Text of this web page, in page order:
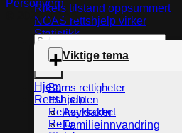
Rikets tilstand oppsummert
NOAS rettshjelp virker
Statistikk
Viktige tema
Barns rettigheter
EU-pakten
Rettssikkerhet
Retur
Personvern
© 2026NOAS
Search
for:
Hjem
Rettshjelp
Asylsaker
Familieinnvandring